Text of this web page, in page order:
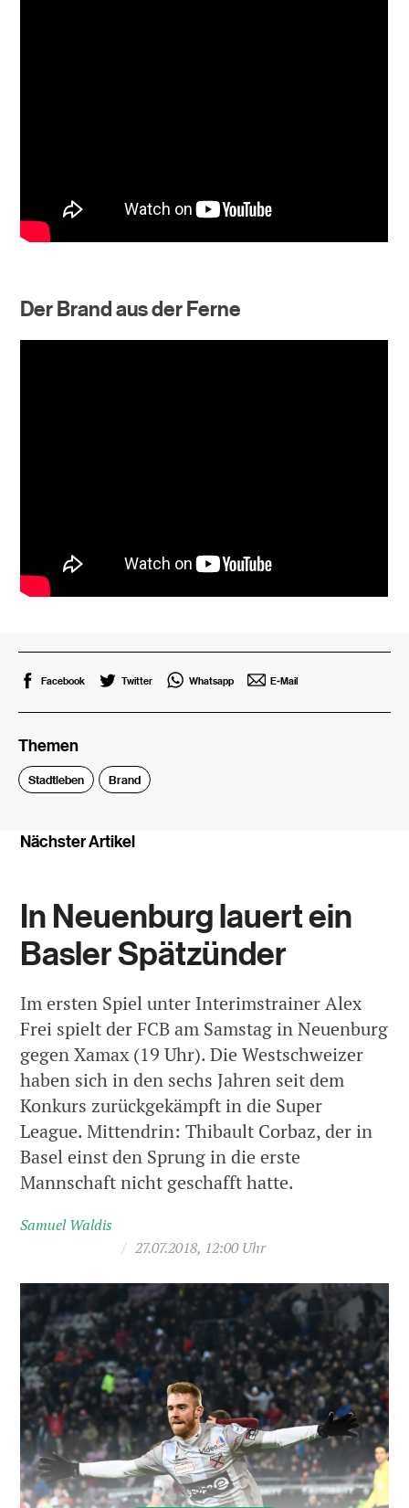
Der Brand aus der Ferne
Facebook Twitter Whatsapp E-Mail
Themen
Stadtleben Brand
Nächster Artikel
In Neuenburg lauert ein
Basler Spätzünder
Im ersten Spiel unter Interimstrainer Alex
Frei spielt der FCB am Samstag in Neuenburg
gegen Xamax (19 Uhr). Die Westschweizer
haben sich in den sechs Jahren seit dem
Konkurs zurückgekämpft in die Super
League. Mittendrin: Thibault Corbaz, der in
Basel einst den Sprung in die erste
Mannschaft nicht geschafft hatte.
Samuel Waldis
/ 27.07.2018, 12:00 Uhr